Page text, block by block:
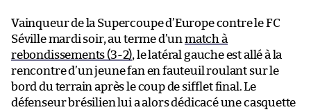
Vainqueur de la Supercoupe d’Europe contre le FC
Séville mardi soir, au terme d’un match à
rebondissements (3-2), le latéral gauche est allé à la
rencontre d’un jeune fan en fauteuil roulant sur le
bord du terrain après le coup de sifflet final. Le
défenseur brésilien lui a alors dédicacé une casquette